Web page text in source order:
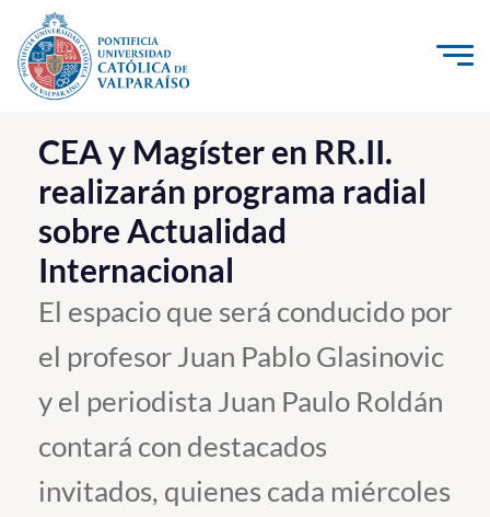
Click acá para ir directamente al contenido
La Universidad
Investigación, Creación e Innovación
PUCV Internacional
Vinculación con el Medio
Admisión
Pregrado
Postgrado
Formación Continua
CEA y Magíster en RR.II.
realizarán programa radial
sobre Actualidad
Internacional
El espacio que será conducido por
el profesor Juan Pablo Glasinovic
y el periodista Juan Paulo Roldán
contará con destacados
invitados, quienes cada miércoles